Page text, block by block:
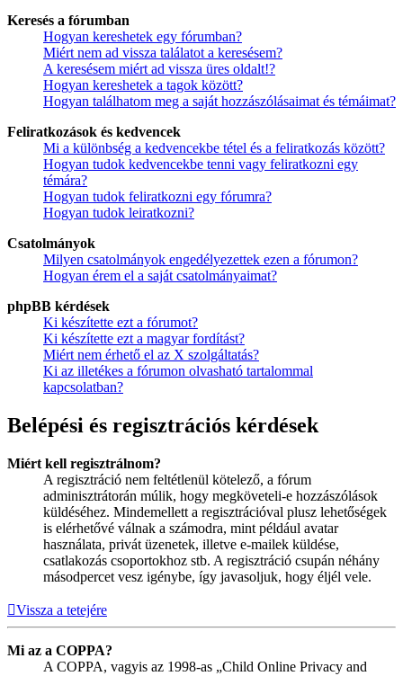
Keresés a fórumban
Hogyan kereshetek egy fórumban?
Miért nem ad vissza találatot a keresésem?
A keresésem miért ad vissza üres oldalt!?
Hogyan kereshetek a tagok között?
Hogyan találhatom meg a saját hozzászólásaimat és témáimat?
Feliratkozások és kedvencek
Mi a különbség a kedvencekbe tétel és a feliratkozás között?
Hogyan tudok kedvencekbe tenni vagy feliratkozni egy
témára?
Hogyan tudok feliratkozni egy fórumra?
Hogyan tudok leiratkozni?
Csatolmányok
Milyen csatolmányok engedélyezettek ezen a fórumon?
Hogyan érem el a saját csatolmányaimat?
phpBB kérdések
Ki készítette ezt a fórumot?
Ki készítette ezt a magyar fordítást?
Miért nem érhető el az X szolgáltatás?
Ki az illetékes a fórumon olvasható tartalommal
kapcsolatban?
Belépési és regisztrációs kérdések
Miért kell regisztrálnom?
A regisztráció nem feltétlenül kötelező, a fórum
adminisztrátorán múlik, hogy megköveteli-e hozzászólások
küldéséhez. Mindemellett a regisztrációval plusz lehetőségek
is elérhetővé válnak a számodra, mint például avatar
használata, privát üzenetek, illetve e-mailek küldése,
csatlakozás csoportokhoz stb. A regisztráció csupán néhány
másodpercet vesz igénybe, így javasoljuk, hogy éljél vele.
Vissza a tetejére
Mi az a COPPA?
A COPPA, vagyis az 1998-as „Child Online Privacy and